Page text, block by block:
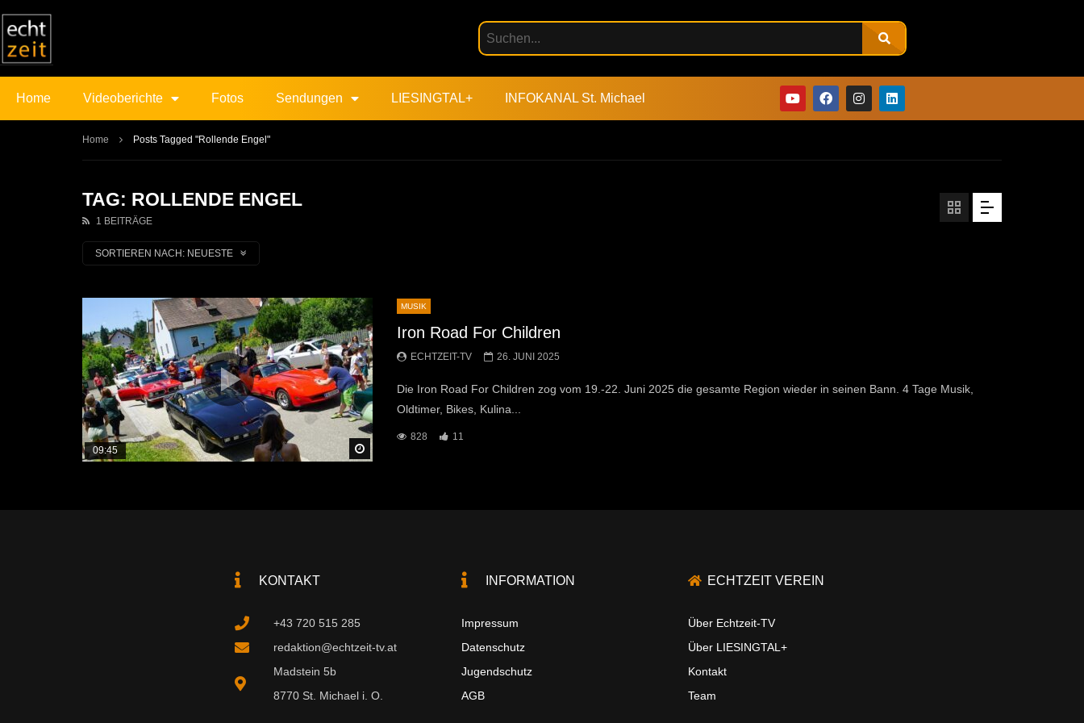
Home Videoberichte Fotos Sendungen LIESINGTAL+ INFOKANAL St. Michael
Home Posts Tagged "Rollende Engel"
TAG: ROLLENDE ENGEL
1 BEITRÄGE
SORTIEREN NACH: NEUESTE
09:45
MUSIK
Iron Road For Children
ECHTZEIT-TV 26. JUNI 2025
Die Iron Road For Children zog vom 19.-22. Juni 2025 die gesamte Region wieder in seinen Bann. 4 Tage Musik,
Oldtimer, Bikes, Kulina...
828 11
KONTAKT
+43 720 515 285
redaktion@echtzeit-tv.at
Madstein 5b
8770 St. Michael i. O.
INFORMATION
Impressum
Datenschutz
Jugendschutz
AGB
ECHTZEIT VEREIN
Über Echtzeit-TV
Über LIESINGTAL+
Kontakt
Team